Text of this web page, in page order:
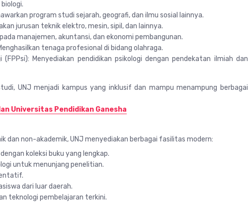
program studi sejarah, geografi, dan ilmu sosial lainnya.
jurusan teknik elektro, mesin, sipil, dan lainnya.
manajemen, akuntansi, dan ekonomi pembangunan.
tenaga profesional di bidang olahraga.
(FPPsi): Menyediakan pendidikan psikologi dengan pendekatan ilmiah dan
UNJ menjadi kampus yang inklusif dan mampu menampung berbagai
Universitas Pendidikan Ganesha
dan non-akademik, UNJ menyediakan berbagai fasilitas modern:
koleksi buku yang lengkap.
untuk menunjang penelitian.
dari luar daerah.
teknologi pembelajaran terkini.